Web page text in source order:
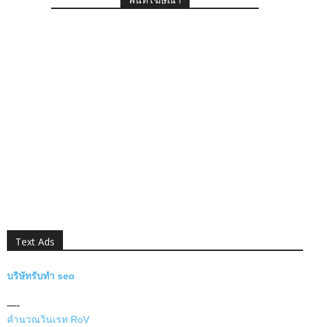
Text Ads
บริษัทรับทำ seo
—-
คำนวณวินเรท RoV